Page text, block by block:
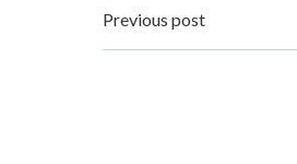
Navegação
Previous post